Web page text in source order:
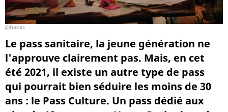
havas
Le pass sanitaire, la jeune génération ne
l'approuve clairement pas. Mais, en cet
été 2021, il existe un autre type de pass
qui pourrait bien séduire les moins de 30
ans : le Pass Culture. Un pass dédié aux